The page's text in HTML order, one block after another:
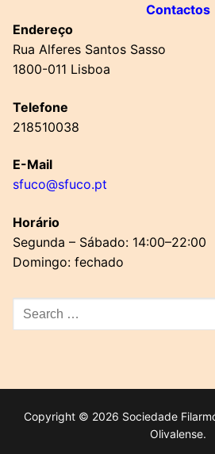
Contactos
Endereço
Rua Alferes Santos Sasso
1800-011 Lisboa
Telefone
218510038
E-Mail
sfuco@sfuco.pt
Horário
Segunda – Sábado: 14:00–22:00
Domingo: fechado
Pesquisar
por:
Copyright © 2026 Sociedade
Olivalense.